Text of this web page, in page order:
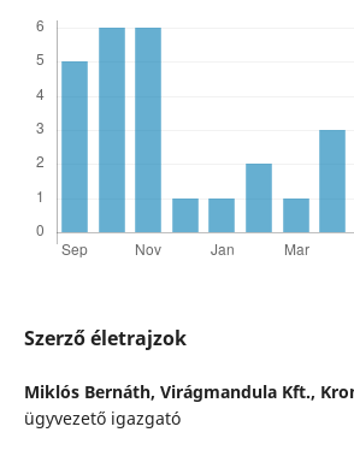
Szerző életrajzok
Miklós Bernáth, Virágmandula Kft.,
ügyvezető igazgató